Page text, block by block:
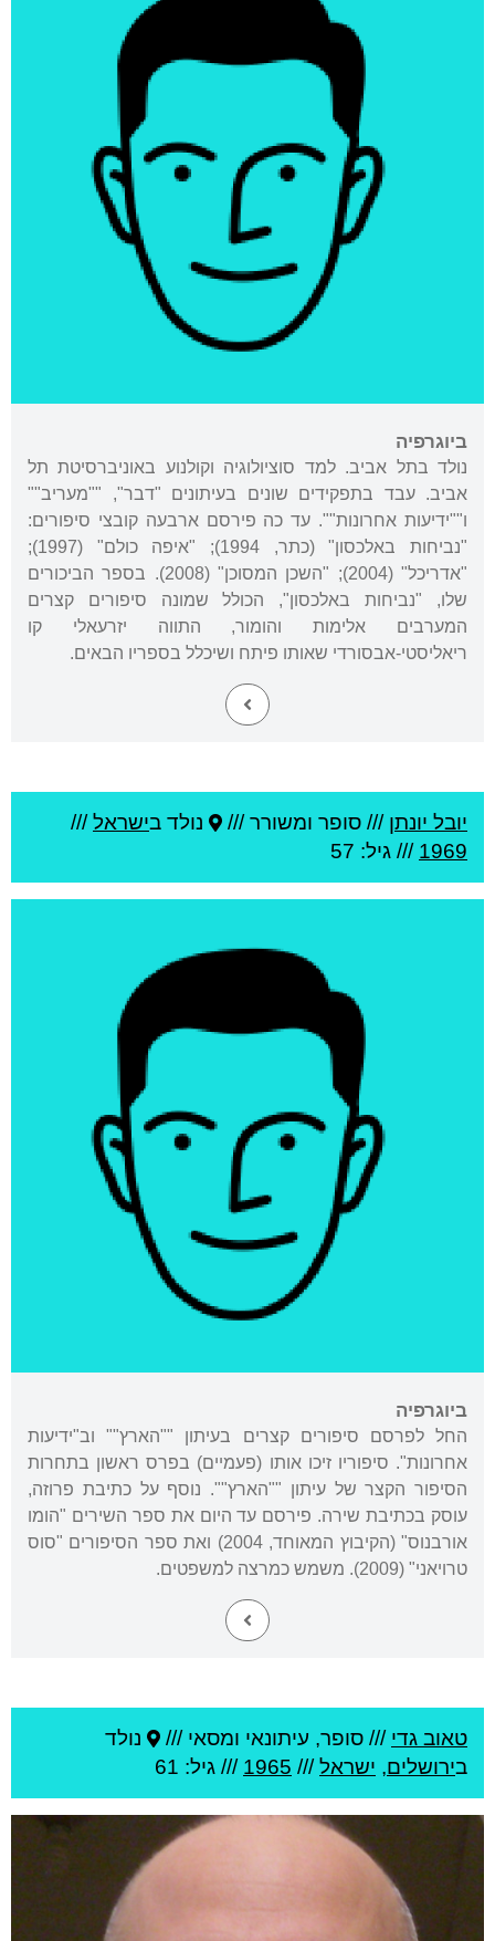
ביוגרפיה
נולד בתל אביב. למד סוציולוגיה וקולנוע באוניברסיטת תל
אביב. עבד בתפקידים שונים בעיתונים "דבר", ""מעריב""
ו""ידיעות אחרונות"". עד כה פירסם ארבעה קובצי סיפורים:
"נביחות באלכסון" (כתר, 1994); "איפה כולם" (1997);
"אדריכל" (2004); "השכן המסוכן" (2008). בספר הביכורים
שלו, "נביחות באלכסון", הכולל שמונה סיפורים קצרים
המערבים אלימות והומור, התווה יזרעאלי קו
ריאליסטי-אבסורדי שאותו פיתח ושיכלל בספריו הבאים.
יובל יונתן /// סופר ומשורר /// נולד בישראל///
1969 /// גיל: 57
ביוגרפיה
החל לפרסם סיפורים קצרים בעיתון ""הארץ"" וב"ידיעות
אחרונות". סיפוריו זיכו אותו (פעמיים) בפרס ראשון בתחרות
הסיפור הקצר של עיתון ""הארץ"". נוסף על כתיבת פרוזה,
עוסק בכתיבת שירה. פירסם עד היום את ספר השירים "הומו
אורבנוס" (הקיבוץ המאוחד, 2004) ואת ספר הסיפורים "סוס
טרויאני" (2009). משמש כמרצה למשפטים.
טאוב גדי /// סופר, עיתונאי ומסאי ///
נולד
בירושלים, ישראל///
1965 /// גיל: 61